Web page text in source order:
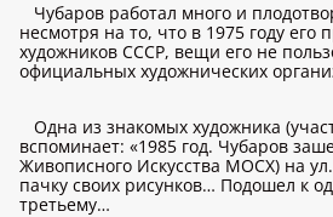
Чубаров работал много и
несмотря на то, что в 1975 году его
художников СССР, вещи его не
официальных художнических
Одна из знакомых художника
вспоминает: «1985 год. Чубаров
Живописного Искусства МОСХ) на
пачку своих рисунков… Подошел к
третьему…